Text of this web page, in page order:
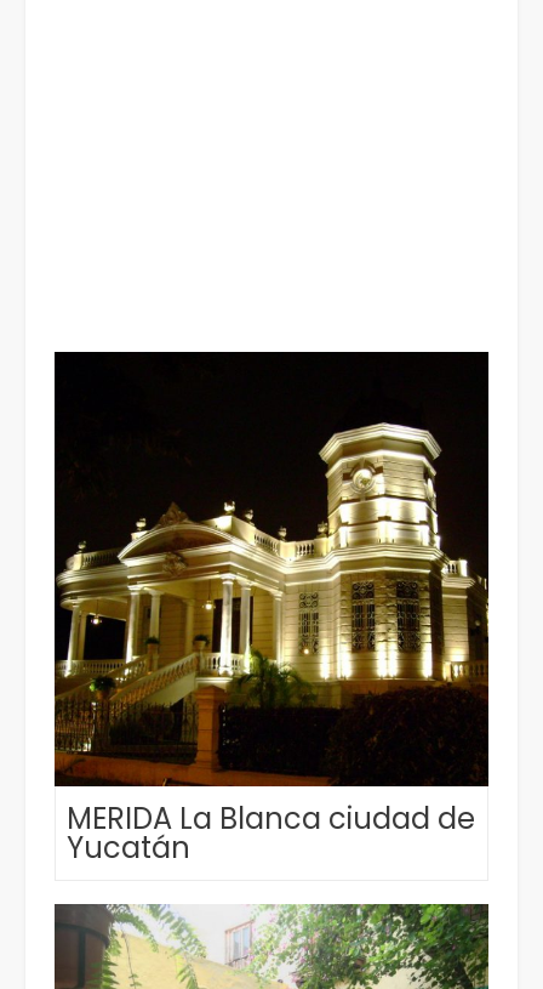
MERIDA La Blanca ciudad de
Yucatán